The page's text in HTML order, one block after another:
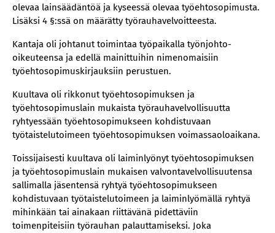
olevaa lainsäädäntöä ja kyseessä olevaa työehtosopimusta.
Lisäksi 4 §:ssä on määrätty työrauhavelvoitteesta.
Kantaja oli johtanut toimintaa työpaikalla työnjohto-
oikeuteensa ja edellä mainittuihin nimenomaisiin
työehtosopimuskirjauksiin perustuen.
Kuultava oli rikkonut työehtosopimuksen ja
työehtosopimuslain mukaista työrauhavelvollisuutta
ryhtyessään työehtosopimukseen kohdistuvaan
työtaistelutoimeen työehtosopimuksen voimassaoloaikana.
Toissijaisesti kuultava oli laiminlyönyt työehtosopimuksen
ja työehtosopimuslain mukaisen valvontavelvollisuutensa
sallimalla jäsentensä ryhtyä työehtosopimukseen
kohdistuvaan työtaistelutoimeen ja laiminlyömällä ryhtyä
mihinkään tai ainakaan riittävänä pidettäviin
toimenpiteisiin työrauhan palauttamiseksi. Joka